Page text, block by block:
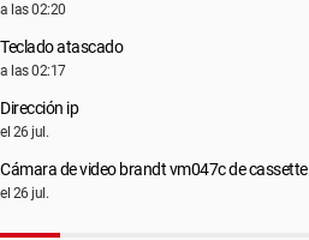
a las 02:20
Teclado atascado
a las 02:17
Dirección ip
el 26 jul.
Cámara de video brandt vm047c de cassette
el 26 jul.